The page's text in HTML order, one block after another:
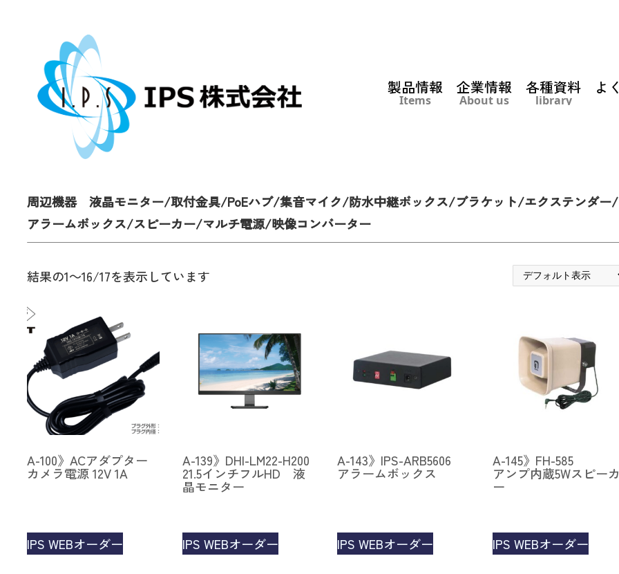
製品情報
Items
企業情報
About us
各種資料
library
よ
周辺機器 液晶モニター/取付金具/PoEハブ/集音マイク/防水中継ボックス/ブラケット/エクステンダー/
アラームボックス/スピーカー/マルチ電源/映像コンバーター
結果の1～16/17を表示しています
A-100》ACアダプター
カメラ電源 12V 1A
IPS WEBオーダー
A-139》DHI-LM22-H200
21.5インチフルHD 液
晶モニター
IPS WEBオーダー
A-143》IPS-ARB5606
アラームボックス
IPS WEBオーダー
A-145》FH-585
アンプ内蔵5Wスピー
ー
IPS WEBオーダー